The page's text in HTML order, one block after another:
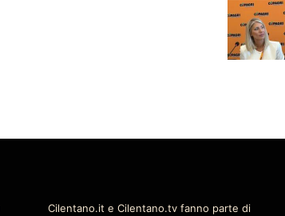
Cilentano.it e Cilentano.tv fanno parte di